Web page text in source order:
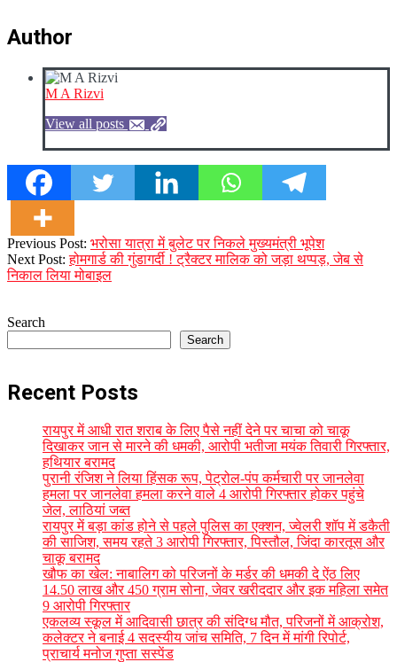
Author
M A Rizvi
View all posts
2023-
10-
02
Previous Post: भरोसा यात्रा में बुलेट पर निकले मुख्यमंत्री भूपेश
Next Post:होमगार्ड की गुंडागर्दी ! ट्रैक्टर मालिक को जड़ा थप्पड़, जेब से
निकाल लिया मोबाइल
Search
Search
Recent Posts
रायपुर में आधी रात शराब के लिए पैसे नहीं देने पर चाचा को चाकू
दिखाकर जान से मारने की धमकी, आरोपी भतीजा मयंक तिवारी गिरफ्तार,
हथियार बरामद
पुरानी रंजिश ने लिया हिंसक रूप, पेट्रोल-पंप कर्मचारी पर जानलेवा
हमला पर जानलेवा हमला करने वाले 4 आरोपी गिरफ्तार होकर पहुंचे
जेल, लाठियां जब्त
रायपुर में बड़ा कांड होने से पहले पुलिस का एक्शन, ज्वेलरी शॉप में डकैती
की साजिश, समय रहते 3 आरोपी गिरफ्तार, पिस्तौल, जिंदा कारतूस और
चाकू बरामद
खौफ का खेल: नाबालिग को परिजनों के मर्डर की धमकी दे ऐंठ लिए
14.50 लाख और 450 ग्राम सोना, जेवर खरीददार और इक महिला समेत
9 आरोपी गिरफ्तार
एकलव्य स्कूल में आदिवासी छात्र की संदिग्ध मौत, परिजनों में आक्रोश,
कलेक्टर ने बनाई 4 सदस्यीय जांच समिति, 7 दिन में मांगी रिपोर्ट,
प्राचार्य मनोज गुप्ता सस्पेंड